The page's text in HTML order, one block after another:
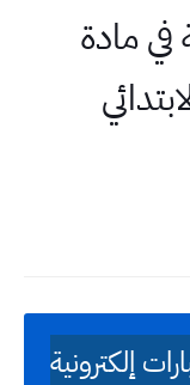
في مادة
إلكترونية